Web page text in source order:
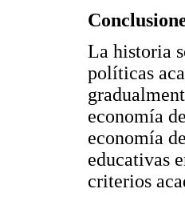
La historia
políticas
economía
economía
educativas
criterios